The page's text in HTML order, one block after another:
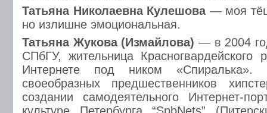
Татьяна Николаевна Кулешова— моя
но излишне эмоциональная.
Татьяна Жукова (Измайлова) — в 2004
СПбГУ, жительница Красногвардейского
Интернете под ником «Спиралька».
своеобразных предшественников
создании самодеятельного Интернет-